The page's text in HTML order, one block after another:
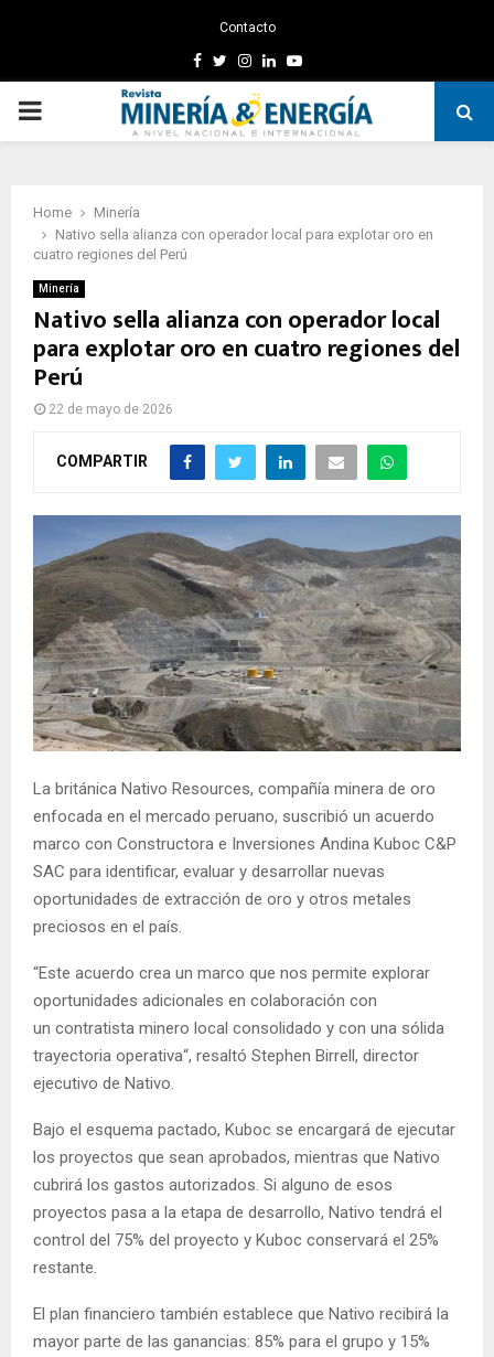
Contacto
Facebook
TwitterInstagram
LinkedinYoutube
PRIMARY
Home
Minería
Nativo sella alianza con operador local para explotar oro en
cuatro regiones del Perú
Minería
Nativo sella alianza con operador local
para explotar oro en cuatro regiones del
Perú
22 de mayo de 2026
COMPARTIR
La británica Nativo Resources, compañía minera de oro
enfocada en el mercado peruano, suscribió un acuerdo
marco con Constructora e Inversiones Andina Kuboc C&P
SAC para identificar, evaluar y desarrollar nuevas
oportunidades de extracción de oro y otros metales
preciosos en el país.
“Este acuerdo crea un marco que nos permite explorar
oportunidades adicionales en colaboración con
un contratista minero local consolidado y con una sólida
trayectoria operativa“, resaltó Stephen Birrell, director
ejecutivo de Nativo.
Bajo el esquema pactado, Kuboc se encargará de ejecutar
los proyectos que sean aprobados, mientras que Nativo
cubrirá los gastos autorizados. Si alguno de esos
proyectos pasa a la etapa de desarrollo, Nativo tendrá el
control del 75% del proyecto y Kuboc conservará el 25%
restante.
El plan financiero también establece que Nativo recibirá la
mayor parte de las ganancias: 85% para el grupo y 15%